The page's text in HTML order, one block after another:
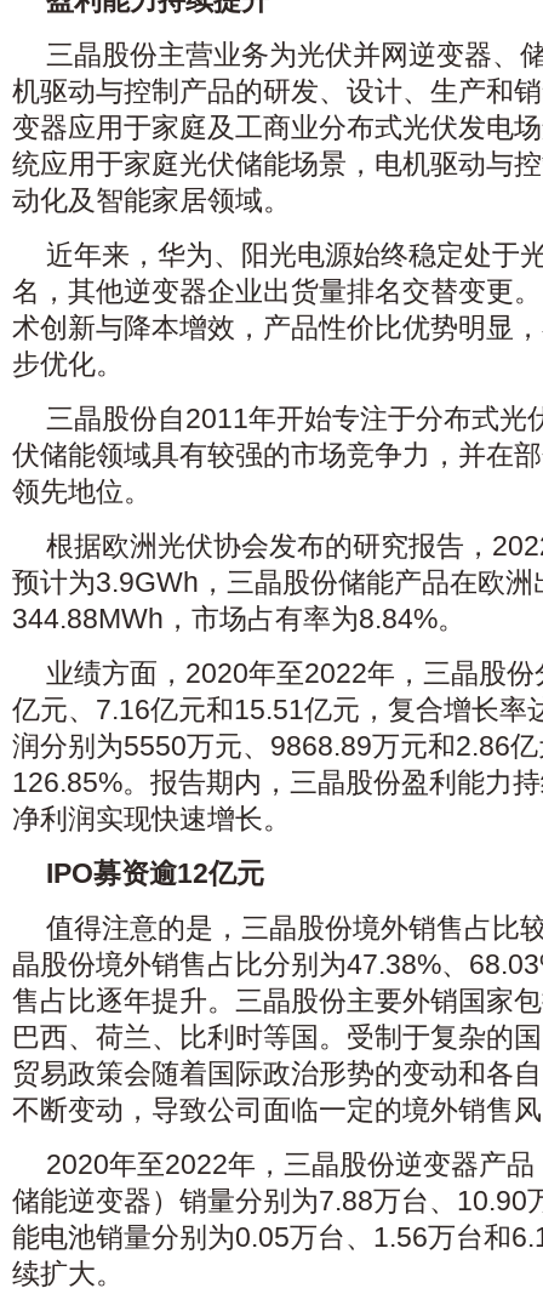
三晶股份主营业务为光伏并网逆变器、
机驱动与控制产品的研发、设计、生产和
变器应用于家庭及工商业分布式光伏发电
统应用于家庭光伏储能场景，电机驱动与
动化及智能家居领域。
近年来，华为、阳光电源始终稳定处于
名，其他逆变器企业出货量排名交替变更
术创新与降本增效，产品性价比优势明显
步优化。
三晶股份自2011年开始专注于分布式光
伏储能领域具有较强的市场竞争力，并在
领先地位。
根据欧洲光伏协会发布的研究报告，
预计为3.9GWh，三晶股份储能产品在欧洲
344.88MWh，市场占有率为8.84%。
业绩方面，2020年至2022年，三晶股
亿元、7.16亿元和15.51亿元，复合增长率
润分别为5550万元、9868.89万元和2.86
126.85%。报告期内，三晶股份盈利能力
净利润实现快速增长。
IPO募资逾12亿元
值得注意的是，三晶股份境外销售占比
晶股份境外销售占比分别为47.38%、
售占比逐年提升。三晶股份主要外销国家
巴西、荷兰、比利时等国。受制于复杂的
贸易政策会随着国际政治形势的变动和各
不断变动，导致公司面临一定的境外销售
2020年至2022年，三晶股份逆变器产
储能逆变器）销量分别为7.88万台、10.90
能电池销量分别为0.05万台、1.56万台和
续扩大。